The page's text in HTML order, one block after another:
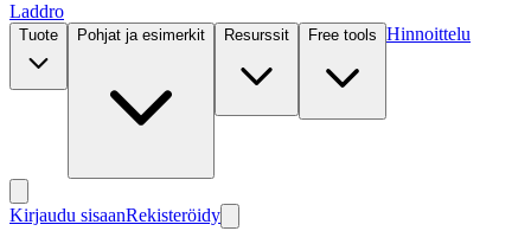
Laddro
Tuote Pohjat ja esimerkit Resurssit Free tools Hinnoittelu
Kirjaudu sisaanRekisteröidy